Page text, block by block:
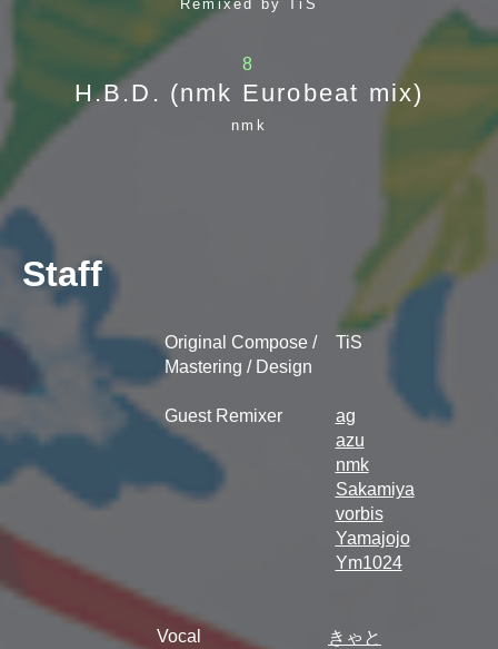
Remixed by TiS
8
H.B.D. (nmk Eurobeat mix)
nmk
Staff
Original Compose /
TiS
Mastering / Design
Guest Remixer
ag
azu
nmk
Sakamiya
vorbis
Yamajojo
Ym1024
Vocal
きゃと